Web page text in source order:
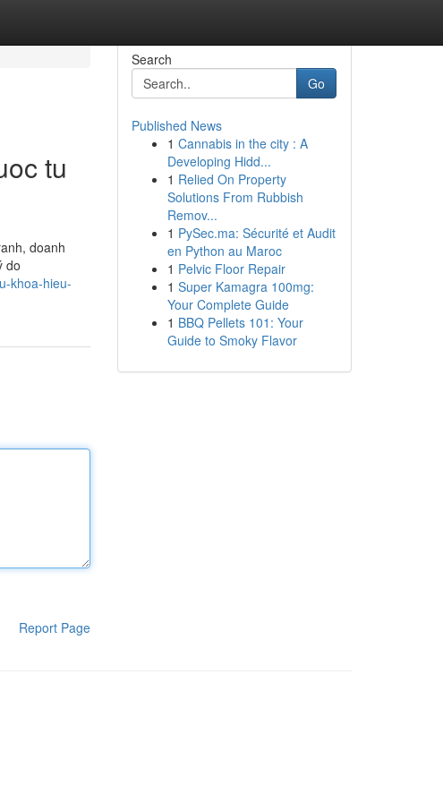
tu
doanh
do
khoa-hieu-
Report Page
Search
Go
Published News
1 Cannabis in the city : A
Developing Hidd...
1 Relied On Property
Solutions From Rubbish
Remov...
1 PySec.ma: Sécurité et Audit
en Python au Maroc
1 Pelvic Floor Repair
1 Super Kamagra 100mg:
Your Complete Guide
1 BBQ Pellets 101: Your
Guide to Smoky Flavor